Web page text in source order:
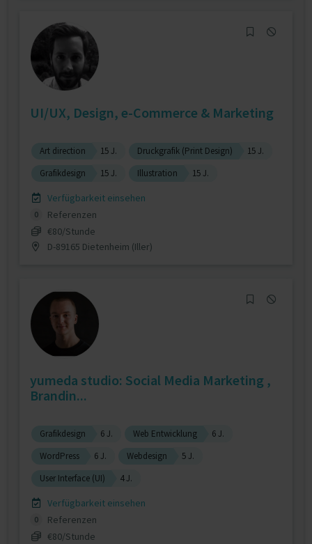
UI/UX, Design, e-Commerce & Marketing
Art direction 15 J. Druckgrafik (Print Design)
15 J.
Grafikdesign
15 J. Illustration 15 J.
Verfügbarkeit einsehen
0
Referenzen
€80/Stunde
D-89165 Dietenheim (Iller)
yumeda studio: Social Media Marketing ,
Brandin...
Grafikdesign 6 J. Web Entwicklung
6 J.
WordPress
6 J. Webdesign
5 J.
User Interface (UI)
4 J.
Verfügbarkeit einsehen
0
Referenzen
€80/Stunde